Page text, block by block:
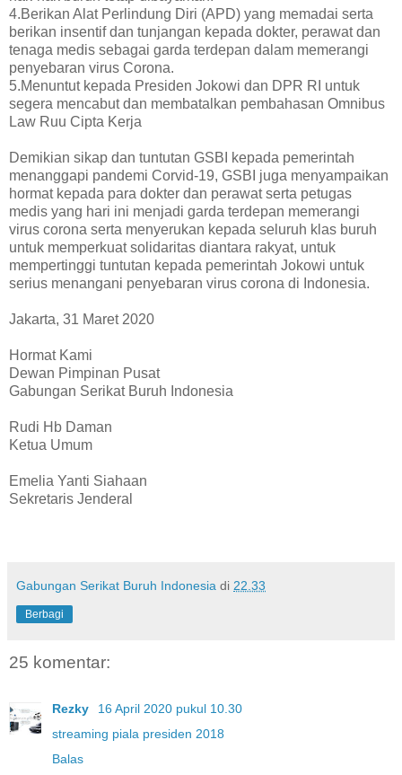
4.Berikan Alat Perlindung Diri (APD) yang memadai serta
berikan insentif dan tunjangan kepada dokter, perawat dan
tenaga medis sebagai garda terdepan dalam memerangi
penyebaran virus Corona.
5.Menuntut kepada Presiden Jokowi dan DPR RI untuk
segera mencabut dan membatalkan pembahasan Omnibus
Law Ruu Cipta Kerja
Demikian sikap dan tuntutan GSBI kepada pemerintah
menanggapi pandemi Corvid-19, GSBI juga menyampaikan
hormat kepada para dokter dan perawat serta petugas
medis yang hari ini menjadi garda terdepan memerangi
virus corona serta menyerukan kepada seluruh klas buruh
untuk memperkuat solidaritas diantara rakyat, untuk
mempertinggi tuntutan kepada pemerintah Jokowi untuk
serius menangani penyebaran virus corona di Indonesia.
Jakarta, 31 Maret 2020
Hormat Kami
Dewan Pimpinan Pusat
Gabungan Serikat Buruh Indonesia
Rudi Hb Daman
Ketua Umum
Emelia Yanti Siahaan
Sekretaris Jenderal
Gabungan Serikat Buruh Indonesia di 22.33
Berbagi
25 komentar:
Rezky
16 April 2020 pukul 10.30
streaming piala presiden 2018
Balas